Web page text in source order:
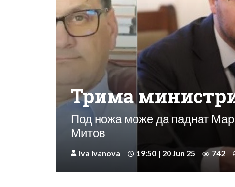
Трима
Под ножа може да паднат
Митов
Iva Ivanova 19:50 | 20 Jun 25 742